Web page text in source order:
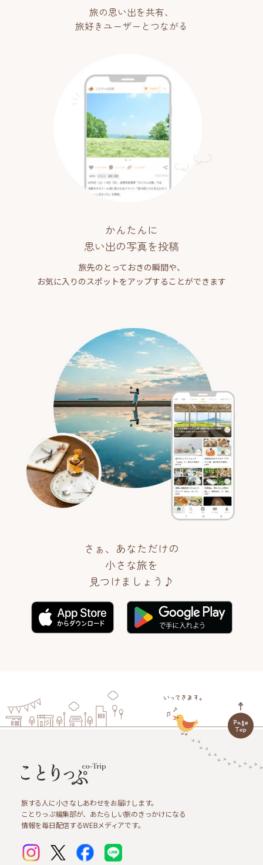
旅の思い出を共有、
旅好きユーザーとつながる
かんたんに
思い出の写真を投稿
旅先のとっておきの瞬間や、
お気に入りのスポットをアップすることができます
さぁ、あなただけの
小さな旅を
見つけましょう♪
旅する人に小さなしあわせをお届けします。
ことりっぷ編集部が、あたらしい旅のきっかけになる
情報を毎日配信するWEBメディアです。